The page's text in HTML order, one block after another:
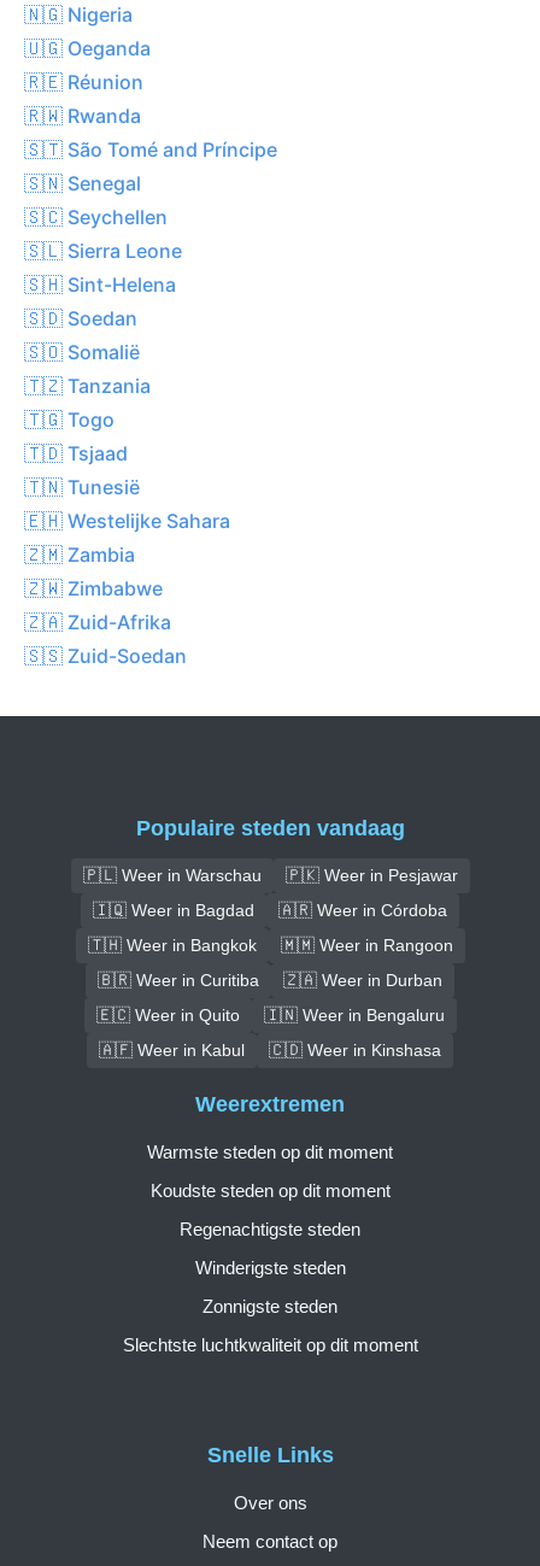
🇳🇬 Nigeria
🇺🇬 Oeganda
🇷🇪 Réunion
🇷🇼 Rwanda
🇸🇹 São Tomé and Príncipe
🇸🇳 Senegal
🇸🇨 Seychellen
🇸🇱 Sierra Leone
🇸🇭 Sint-Helena
🇸🇩 Soedan
🇸🇴 Somalië
🇹🇿 Tanzania
🇹🇬 Togo
🇹🇩 Tsjaad
🇹🇳 Tunesië
🇪🇭 Westelijke Sahara
🇿🇲 Zambia
🇿🇼 Zimbabwe
🇿🇦 Zuid-Afrika
🇸🇸 Zuid-Soedan
Populaire steden vandaag
🇵🇱 Weer in Warschau
🇵🇰 Weer in Pesjawar
🇮🇶 Weer in Bagdad
🇦🇷 Weer in Córdoba
🇹🇭 Weer in Bangkok
🇲🇲 Weer in Rangoon
🇧🇷 Weer in Curitiba
🇿🇦 Weer in Durban
🇪🇨 Weer in Quito
🇮🇳 Weer in Bengaluru
🇦🇫 Weer in Kabul
🇨🇩 Weer in Kinshasa
Snelle Links
Over ons
Neem contact op
Weerextremen
Warmste steden op dit moment
Koudste steden op dit moment
Regenachtigste steden
Winderigste steden
Zonnigste steden
Slechtste luchtkwaliteit op dit moment